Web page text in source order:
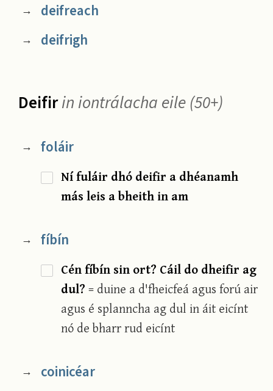
→ deifreach
→ deifrigh
Deifirin iontrálacha eile (50+)
→ foláir
Ní fuláir dhó deifir a dhéanamh
más leis a bheith in am
→ fíbín
Cén fíbín sin ort? Cáil do dheifir ag
dul?= duine a d'fheicfeá agus forú air
agus é splanncha ag dul in áit eicínt
nó de bharr rud eicínt
→ coinicéar